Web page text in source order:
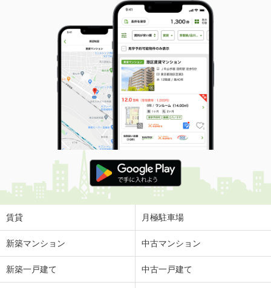
賃貸 月極駐車場
新築マンション 中古マンション
新築一戸建て 中古一戸建て